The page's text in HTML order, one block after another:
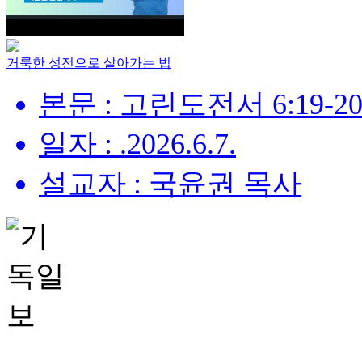
거룩한 성전으로 살아가는 법
본문 : 고린도전서 6:19-20
일자 : .2026.6.7.
설교자 : 국윤권 목사